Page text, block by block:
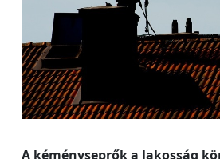
A kéményseprők a lakosság